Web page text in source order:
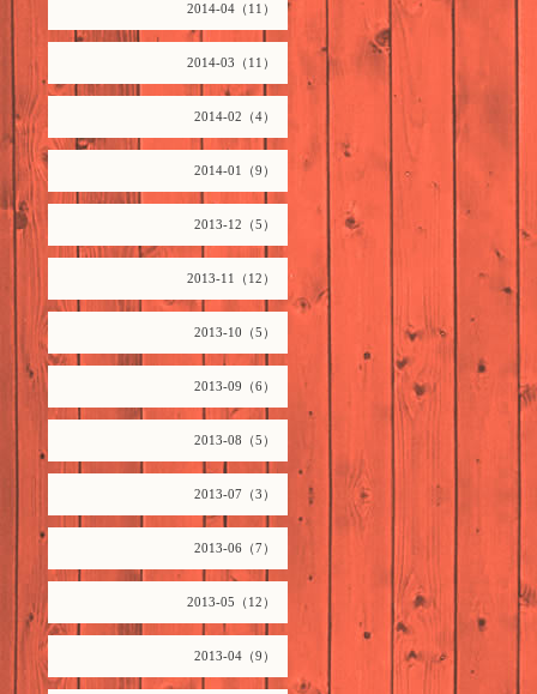
2014-04（11）
2014-03（11）
2014-02（4）
2014-01（9）
2013-12（5）
2013-11（12）
2013-10（5）
2013-09（6）
2013-08（5）
2013-07（3）
2013-06（7）
2013-05（12）
2013-04（9）